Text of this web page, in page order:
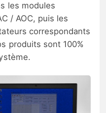
les modules
/ AOC, puis les
correspondants
produits sont 100%